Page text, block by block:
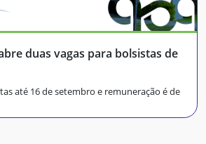
duas vagas para bolsistas de
até 16 de setembro e remuneração é de